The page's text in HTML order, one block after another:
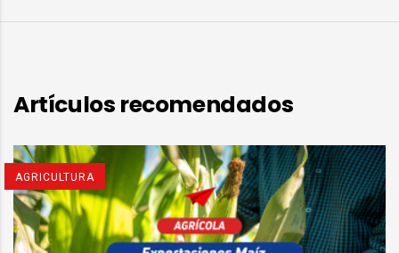
Artículos recomendados
AGRICULTURA